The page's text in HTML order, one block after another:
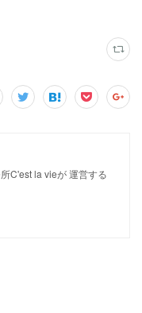
C'est la vieが 運営する